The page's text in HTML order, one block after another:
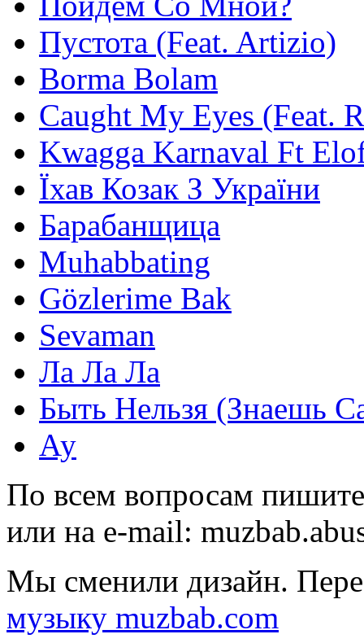
Пустота (Feat. Artizio)
Borma Bolam
Caught My Eyes (Feat.
Kwagga Karnaval Ft
Їхав Козак З України
Барабанщица
Muhabbating
Gözlerime Bak
Sevaman
Ла Ла Ла
Быть Нельзя (Знаешь
Ау
По всем вопросам
или на e-mail:
Мы сменили дизайн.
музыку muzbab.com